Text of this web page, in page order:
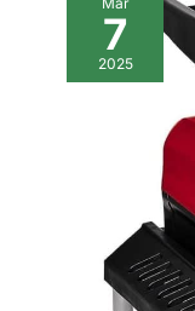
tronçonneuse sans fil
ses dispositifs de
pensés. Le double
de sécurité
démarrage accidentel,
que le protège-chaîne
des projections. Sa
anti-rebond offre une
accrue et garantit une
en toute sécurité.
fonctionnement
un travail serein :
fonctionnement
votre mini-
– idéal pour
matin ou le soir sans
vos voisins ou votre
traditionnels et
prématurée. Le
chaîne en cas de
7
2025